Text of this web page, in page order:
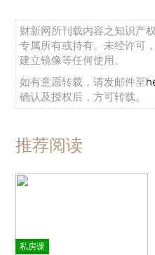
财新网所刊载内容之知识产
专属所有或持有。未经许可
建立镜像等任何使用。
如有意愿转载，请发邮件至
确认及授权后，方可转载。
推荐阅读
私房课